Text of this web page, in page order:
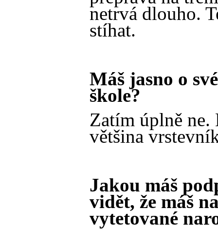
netrvá dlouho.
stíhat.
Máš jasno o
škole?
Zatím úplně
většina
Jakou máš
vidět, že máš
vytetované